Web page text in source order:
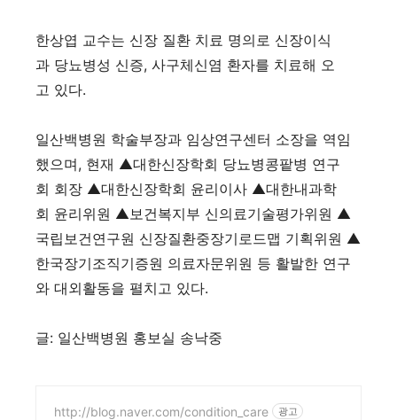
한상엽 교수는 신장 질환 치료 명의로 신장이식
과 당뇨병성 신증, 사구체신염 환자를 치료해 오
고 있다.
일산백병원 학술부장과 임상연구센터 소장을 역임
했으며, 현재 ▲대한신장학회 당뇨병콩팥병 연구
회 회장 ▲대한신장학회 윤리이사 ▲대한내과학
회 윤리위원 ▲보건복지부 신의료기술평가위원 ▲
국립보건연구원 신장질환중장기로드맵 기획위원 ▲
한국장기조직기증원 의료자문위원 등 활발한 연구
와 대외활동을 펼치고 있다.
글: 일산백병원 홍보실 송낙중
http://blog.naver.com/condition_care 광고